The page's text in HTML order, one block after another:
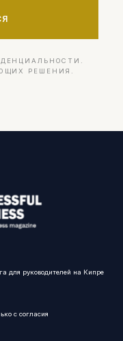
РЕШЕНИЯ.
для руководителей на Кипре
с согласия